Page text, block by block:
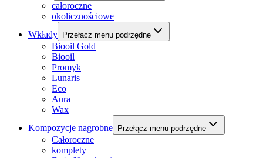
całoroczne
okolicznościowe
Wkłady
Przełącz menu podrzędne
Biooil Gold
Biooil
Promyk
Lunaris
Eco
Aura
Wax
Kompozycje nagrobne
Przełącz menu podrzędne
Całoroczne
komplety